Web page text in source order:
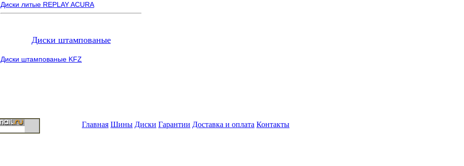
Диски литые REPLAY ACURA
Диски штампованые
Диски штампованые KFZ
Главная Шины Диски Гарантии Доставка и оплата Контакты